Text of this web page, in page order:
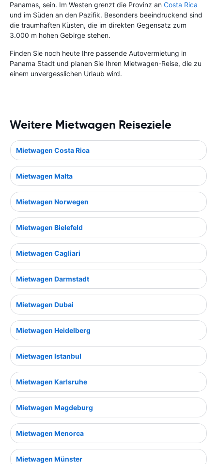
Panamas, sein. Im Westen grenzt die Provinz an Costa Rica
und im Süden an den Pazifik. Besonders beeindruckend sind
die traumhaften Küsten, die im direkten Gegensatz zum
3.000 m hohen Gebirge stehen.
Finden Sie noch heute Ihre passende Autovermietung in
Panama Stadt und planen Sie Ihren Mietwagen-Reise, die zu
einem unvergesslichen Urlaub wird.
Weitere Mietwagen Reiseziele
Mietwagen Costa Rica
Mietwagen Malta
Mietwagen Norwegen
Mietwagen Bielefeld
Mietwagen Cagliari
Mietwagen Darmstadt
Mietwagen Dubai
Mietwagen Heidelberg
Mietwagen Istanbul
Mietwagen Karlsruhe
Mietwagen Magdeburg
Mietwagen Menorca
Mietwagen Münster